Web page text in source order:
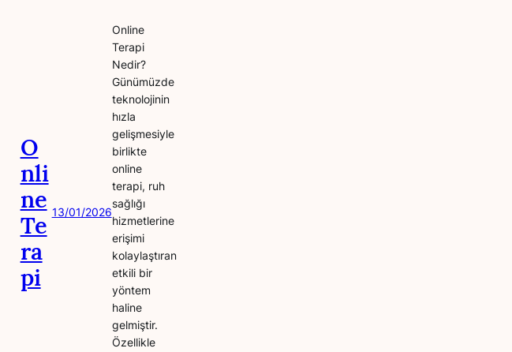
O
nli
ne
Te
ra
pi
13/01/2026
Online
Terapi
Nedir?
Günümüzde
teknolojinin
hızla
gelişmesiyle
birlikte
online
terapi, ruh
sağlığı
hizmetlerine
erişimi
kolaylaştıran
etkili bir
yöntem
haline
gelmiştir.
Özellikle